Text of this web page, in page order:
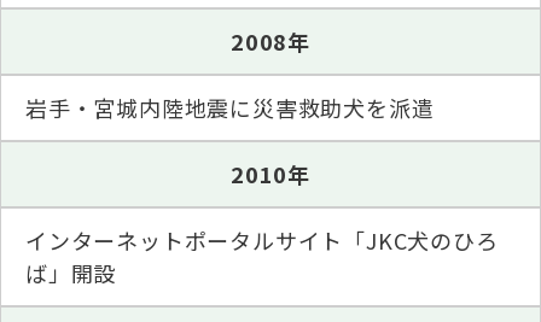
2008年
岩手・宮城内陸地震に災害救助犬を派遣
2010年
インターネットポータルサイト「JKC犬のひろ
ば」開設